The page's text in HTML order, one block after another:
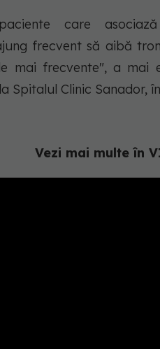
care
frecvent să aibă
mai frecvente", a mai
Spitalul Clinic Sanador,
Vezi mai multe în